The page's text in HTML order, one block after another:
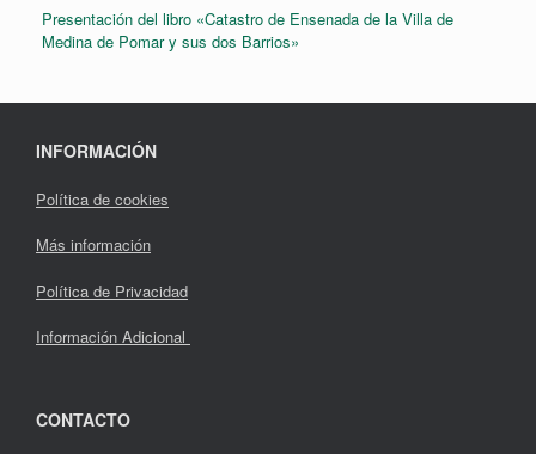
Presentación del libro «Catastro de Ensenada de la Villa de
Medina de Pomar y sus dos Barrios»
INFORMACIÓN
Política de cookies
Más información
Política de Privacidad
Información Adicional
CONTACTO